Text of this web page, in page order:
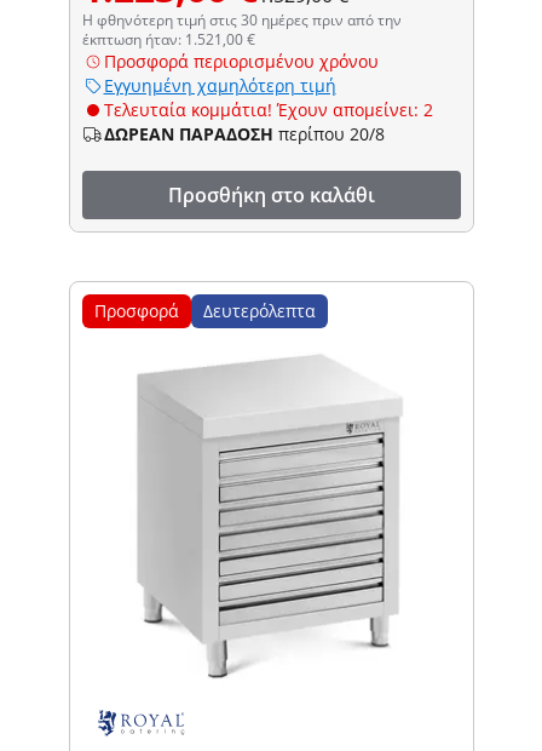
Η φθηνότερη τιμή στις 30 ημέρες πριν από την
έκπτωση ήταν: 1.521,00 €
Προσφορά περιορισμένου χρόνου
Εγγυημένη χαμηλότερη τιμή
Τελευταία κομμάτια! Έχουν απομείνει: 2
ΔΩΡΕΑΝ ΠΑΡΑΔΟΣΗ περίπου 20/8
Προσθήκη στο καλάθι
Προσφορά Δευτερόλεπτα